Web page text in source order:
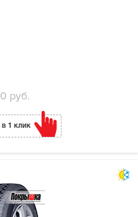
руб.
в 1 клик